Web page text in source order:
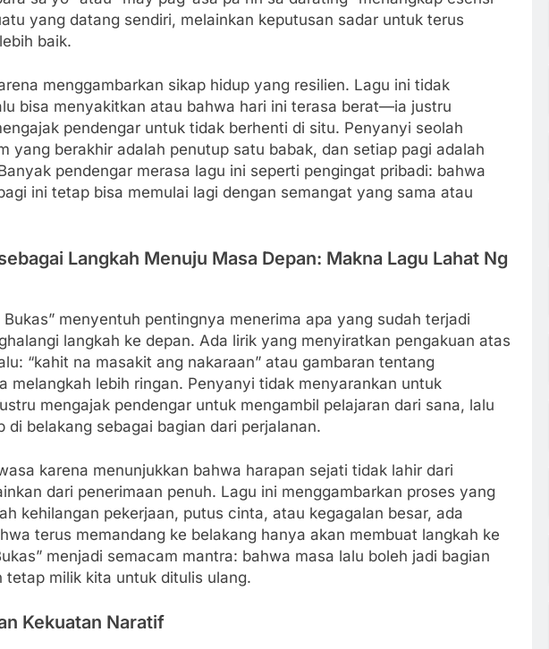
yang datang sendiri, melainkan keputusan sadar untuk terus
baik.
menggambarkan sikap hidup yang resilien. Lagu ini tidak
bisa menyakitkan atau bahwa hari ini terasa berat—ia justru
pendengar untuk tidak berhenti di situ. Penyanyi seolah
yang berakhir adalah penutup satu babak, dan setiap pagi adalah
pendengar merasa lagu ini seperti pengingat pribadi: bahwa
ini tetap bisa memulai lagi dengan semangat yang sama atau
Langkah Menuju Masa Depan: Makna Lagu Lahat Ng
menyentuh pentingnya menerima apa yang sudah terjadi
langkah ke depan. Ada lirik yang menyiratkan pengakuan atas
“kahit na masakit ang nakaraan” atau gambaran tentang
melangkah lebih ringan. Penyanyi tidak menyarankan untuk
mengajak pendengar untuk mengambil pelajaran dari sana, lalu
di belakang sebagai bagian dari perjalanan.
karena menunjukkan bahwa harapan sejati tidak lahir dari
dari penerimaan penuh. Lagu ini menggambarkan proses yang
kehilangan pekerjaan, putus cinta, atau kegagalan besar, ada
terus memandang ke belakang hanya akan membuat langkah ke
menjadi semacam mantra: bahwa masa lalu boleh jadi bagian
tetap milik kita untuk ditulis ulang.
Kekuatan Naratif